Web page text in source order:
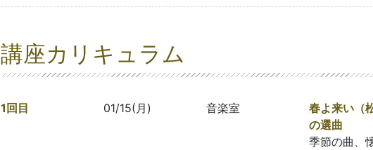
講座カリキュラム
1回目 01/15(月) 音楽室
春よ来い（
の選曲
季節の曲、